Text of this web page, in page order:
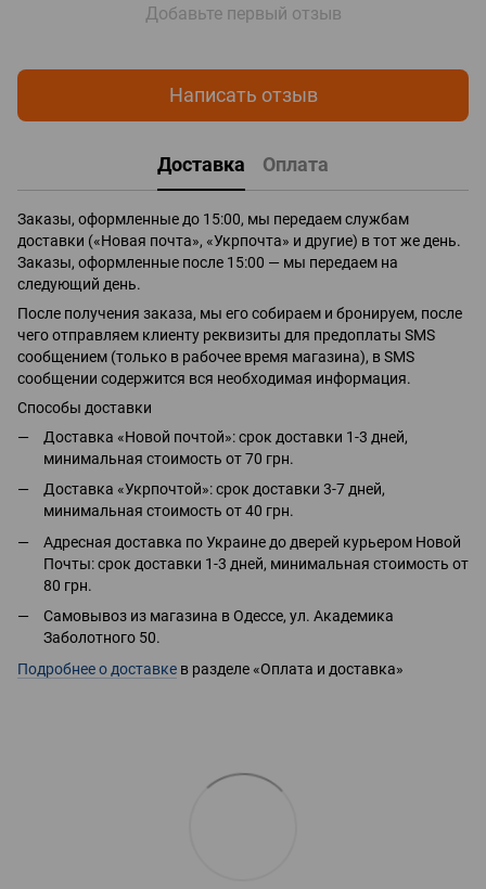
Добавьте первый отзыв
Написать отзыв
Доставка Оплата
Заказы, оформленные до 15:00, мы передаем службам
доставки («Новая почта», «Укрпочта» и другие) в тот же день.
Заказы, оформленные после 15:00 — мы передаем на
следующий день.
После получения заказа, мы его собираем и бронируем, после
чего отправляем клиенту реквизиты для предоплаты SMS
сообщением (только в рабочее время магазина), в SMS
сообщении содержится вся необходимая информация.
Способы доставки
Доставка «Новой почтой»: срок доставки 1-3 дней,
минимальная стоимость от 70 грн.
Доставка «Укрпочтой»: срок доставки 3-7 дней,
минимальная стоимость от 40 грн.
Адресная доставка по Украине до дверей курьером Новой
Почты: срок доставки 1-3 дней, минимальная стоимость от
80 грн.
Самовывоз из магазина в Одессе, ул. Академика
Заболотного 50.
Подробнее о доставке в разделе «Оплата и доставка»